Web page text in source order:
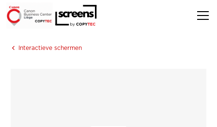
Interactieve schermen